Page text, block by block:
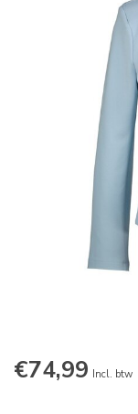
€74,99 Incl. btw